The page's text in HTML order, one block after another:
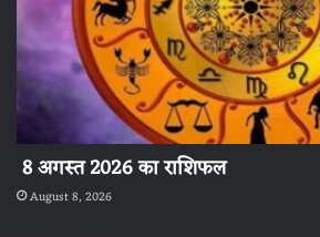
8 अगस्त 2026 का राशिफल
August 8, 2026